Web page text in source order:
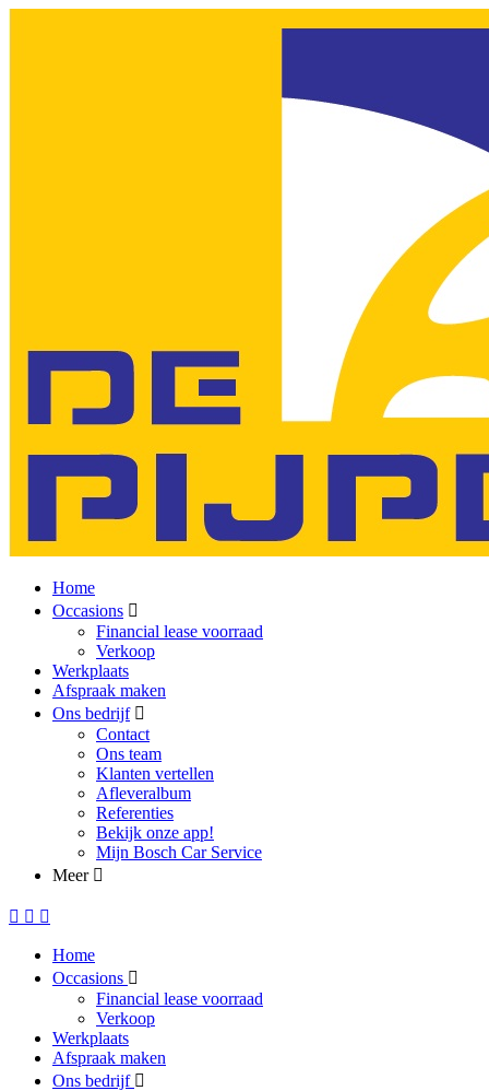
Home
Occasions
Financial lease voorraad
Verkoop
Werkplaats
Afspraak maken
Ons bedrijf
Contact
Ons team
Klanten vertellen
Afleveralbum
Referenties
Bekijk onze app!
Mijn Bosch Car Service
Meer
Home
Occasions
Financial lease voorraad
Verkoop
Werkplaats
Afspraak maken
Ons bedrijf